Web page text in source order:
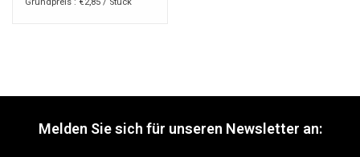
Grundpreis : €2,85 / Stück
Melden Sie sich für unseren Newsletter an: